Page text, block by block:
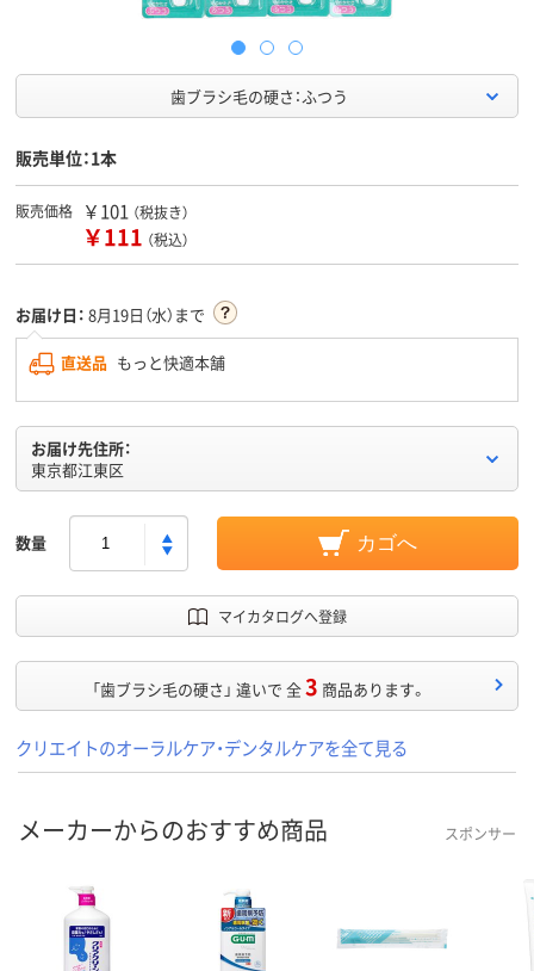
歯ブラシ毛の硬さ：ふつう
販売単位：1本
販売価格 ￥101 （税抜き）
￥111 （税込）
お届け日： 8月19日（水）まで
直送品 もっと快適本舗
お届け先住所：
東京都江東区
数量 カゴへ
マイカタログへ登録
「歯ブラシ毛の硬さ」 違いで 全3 商品あります。
クリエイトのオーラルケア・デンタルケアを全て見る
メーカーからのおすすめ商品 スポンサー